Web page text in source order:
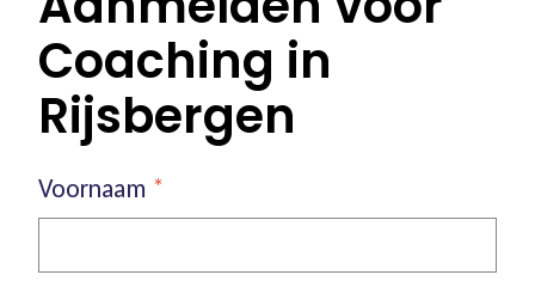
Coaching in
Rijsbergen
Voornaam *